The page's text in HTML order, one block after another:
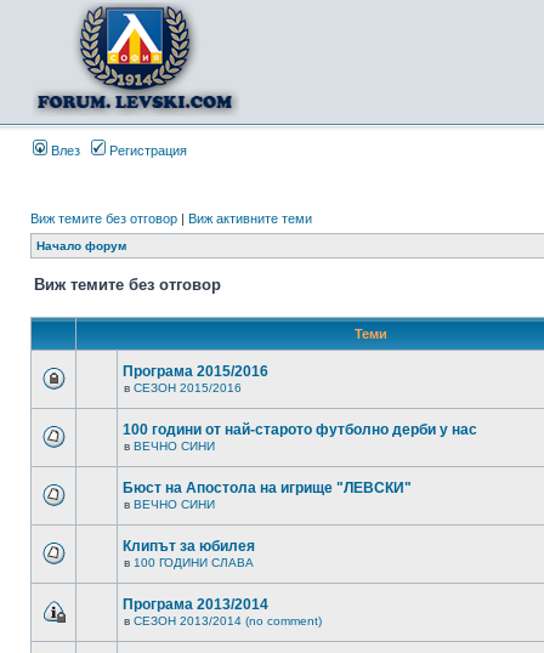
Влез Регистрация
Виж темите без отговор | Виж активните теми
Начало форум
Виж темите без отговор
Теми
Програма 2015/2016
в СЕЗОН 2015/2016
100 години от най-старото футболно дерби у нас
в ВЕЧНО СИНИ
Бюст на Апостола на игрище "ЛЕВСКИ"
в ВЕЧНО СИНИ
Клипът за юбилея
в 100 ГОДИНИ СЛАВА
Програма 2013/2014
в СЕЗОН 2013/2014 (no comment)